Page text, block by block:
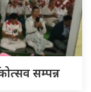
सम्पन्न